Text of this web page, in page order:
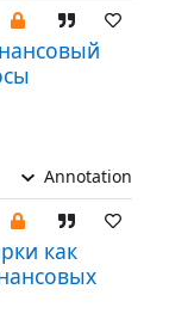
Annotation
как